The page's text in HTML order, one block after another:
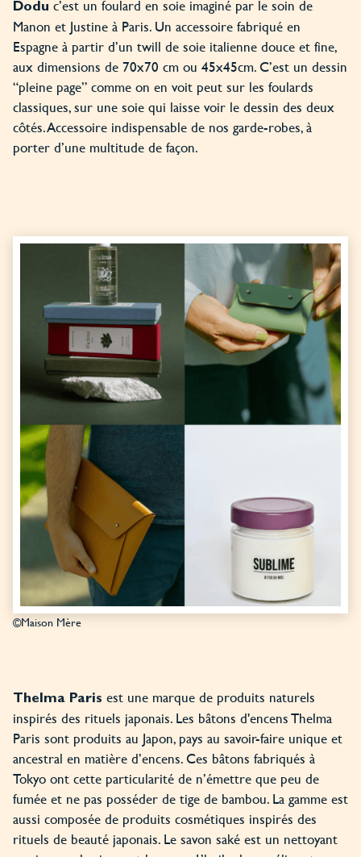
Dodu c’est un foulard en soie imaginé par le soin de
Manon et Justine à Paris. Un accessoire fabriqué en
Espagne à partir d’un twill de soie italienne douce et fine,
aux dimensions de 70x70 cm ou 45x45cm. C’est un dessin
“pleine page” comme on en voit peut sur les foulards
classiques, sur une soie qui laisse voir le dessin des deux
côtés. Accessoire indispensable de nos garde-robes, à
porter d’une multitude de façon.
©Maison Mère
Thelma Paris est une marque de produits naturels
inspirés des rituels japonais. Les bâtons d'encens Thelma
Paris sont produits au Japon, pays au savoir-faire unique et
ancestral en matière d’encens. Ces bâtons fabriqués à
Tokyo ont cette particularité de n’émettre que peu de
fumée et ne pas posséder de tige de bambou. La gamme est
aussi composée de produits cosmétiques inspirés des
rituels de beauté japonais. Le savon saké est un nettoyant